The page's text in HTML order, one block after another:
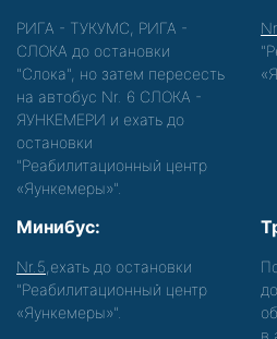
РИГА - ТУКУМС, РИГА -
СЛОКА до остановки
"Слока", но затем пересесть
на автобус Nr. 6 СЛОКА -
ЯУНКЕМЕРИ и ехать до
остановки
"Реабилитационный центр
«Яункемеры»".
Минибус:
Nr.5 ,ехать до остановки
"Реабилитационный центр
«Яункемеры»".
в